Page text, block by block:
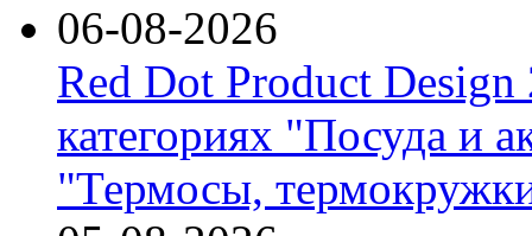
06-08-2026
Red Dot Product Design
категориях "Посуда и
"Термосы,